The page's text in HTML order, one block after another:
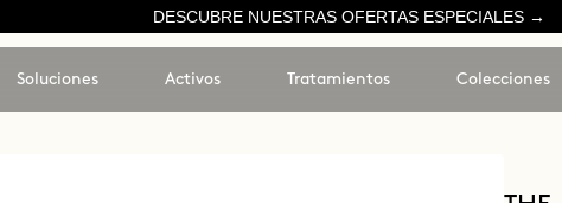
DESCUBRE NUESTRAS OFERTAS ESPECIALES →
Soluciones Activos Tratamientos Colecciones